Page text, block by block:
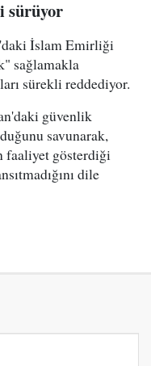
sürüyor
İslam Emirliği
sağlamakla
sürekli reddediyor.
güvenlik
savunarak,
faaliyet gösterdiği
dile